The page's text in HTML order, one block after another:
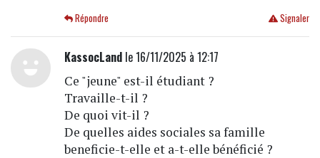
Signaler
Répondre
KassocLandle 16/11/2025 à 12:17
Ce "jeune" est-il étudiant ?
Travaille-t-il ?
De quoi vit-il ?
De quelles aides sociales sa famille
beneficie-t-elle et a-t-elle bénéficié ?